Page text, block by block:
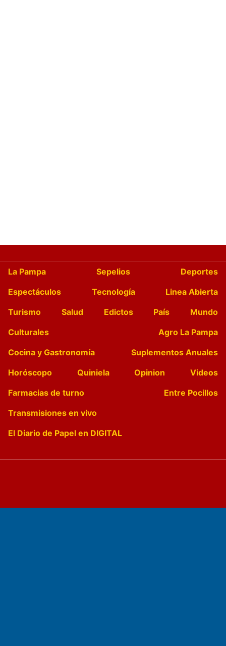
La Pampa Sepelios
Deportes
Espectáculos
Tecnología
Linea Abierta
Turismo
Salud Edictos País
Mundo
Culturales
Agro La Pampa
Cocina y Gastronomía
Suplementos Anuales
Horóscopo
Quiniela Opinion
Videos
Farmacias de turno
Entre Pocillos
Transmisiones en vivo
El Diario de Papel en DIGITAL